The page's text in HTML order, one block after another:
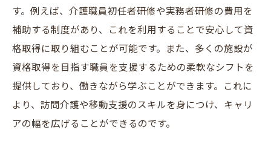
す。例えば、介護職員初任者研修や実務者研修の費用を
補助する制度があり、これを利用することで安心して資
格取得に取り組むことが可能です。また、多くの施設が
資格取得を目指す職員を支援するための柔軟なシフトを
提供しており、働きながら学ぶことができます。これに
より、訪問介護や移動支援のスキルを身につけ、キャリ
アの幅を広げることができるのです。